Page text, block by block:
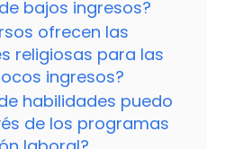
bajos ingresos?
ofrecen las
religiosas para las
ingresos?
habilidades puedo
de los programas